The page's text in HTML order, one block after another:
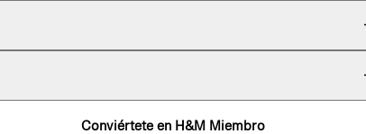
Conviértete en H&M Miembro